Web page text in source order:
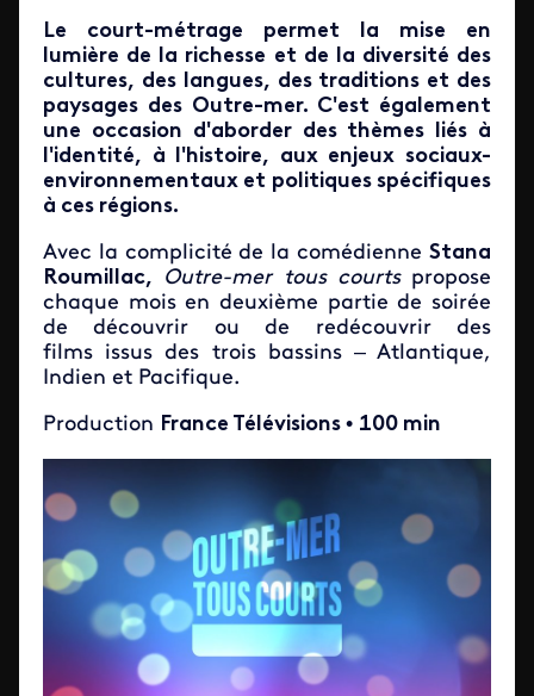
Le court-métrage permet la mise en
lumière de la richesse et de la diversité des
cultures, des langues, des traditions et des
paysages des Outre-mer. C'est également
une occasion d'aborder des thèmes liés à
l'identité, à l'histoire, aux enjeux sociaux-
environnementaux et politiques spécifiques
à ces régions.
Avec la complicité de la comédienne Stana
Roumillac,
Outre-mer tous courts propose
chaque mois en deuxième partie de soirée
de découvrir ou de redécouvrir des
films issus des trois bassins – Atlantique,
Indien et Pacifique.
Production France Télévisions • 100 min